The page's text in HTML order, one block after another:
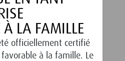
À LA FAMILLE
officiellement certifié
à la famille. Le